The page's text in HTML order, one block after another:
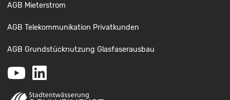
AGB Mieterstrom
AGB Telekommunikation Privatkunden
AGB Grundstücknutzung Glasfaserausbau
Youtube